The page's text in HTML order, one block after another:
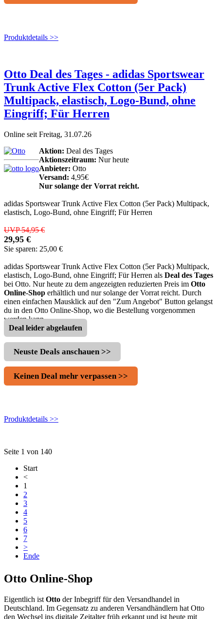
Produktdetails >>
Otto Deal des Tages - adidas Sportswear
Trunk Active Flex Cotton (5er Pack)
Multipack, elastisch, Logo-Bund, ohne
Eingriff; Für Herren
Online seit Freitag, 31.07.26
Aktion: Deal des Tages
Aktionszeitraum: Nur heute
Anbieter: Otto
Versand: 4,95€
Nur solange der Vorrat reicht.
adidas Sportswear Trunk Active Flex Cotton (5er Pack) Multipack,
elastisch, Logo-Bund, ohne Eingriff; Für Herren
UVP 54,95 €
29,95 €
Sie sparen: 25,00 €
adidas Sportswear Trunk Active Flex Cotton (5er Pack) Multipack,
elastisch, Logo-Bund, ohne Eingriff; Für Herren als Deal des Tages
bei Otto. Nur heute zu dem angezeigten reduzierten Preis im Otto
Online-Shop erhältlich und nur solange der Vorrat reicht. Durch
einen einfachen Mausklick auf den "Zum Angebot" Button gelangst
du in den Otto Online-Shop, wo die Bestellung vorgenommen
werden kann.
Deal leider abgelaufen
Neuste Deals anschauen >>
Keinen Deal mehr verpassen >>
Produktdetails >>
Seite 1 von 140
Start
<
1
2
3
4
5
6
7
>
Ende
Otto Online-Shop
Eigentlich ist Otto der Inbegriff für den Versandhandel in
Deutschland. Im Gegensatz zu anderen Versandhändlern hat Otto
den Wechsel ins digitale Zeitalter früh erkannt und ist heute mit